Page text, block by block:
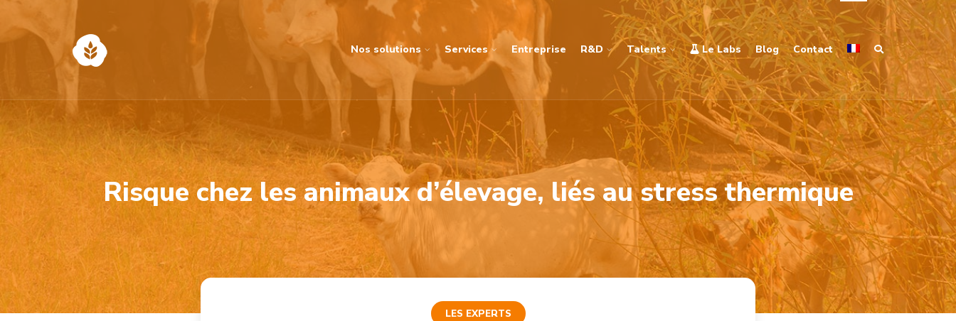
Nos solutions Services Entreprise R&D Talents Le Labs Blog Contact
Risque chez les animaux d’élevage, liés au stress thermique
LES EXPERTS